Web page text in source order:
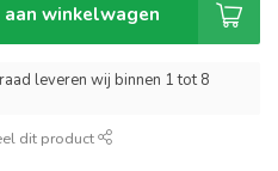
winkelwagen
leveren wij binnen 1 tot 8
dit product